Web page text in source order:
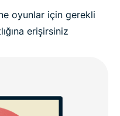
oyunlar için gerekli
erişirsiniz